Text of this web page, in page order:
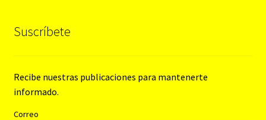
Suscríbete
Recibe nuestras publicaciones para mantenerte
informado.
Correo